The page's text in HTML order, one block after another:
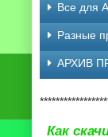
Все для
Разные
АРХИВ
Как